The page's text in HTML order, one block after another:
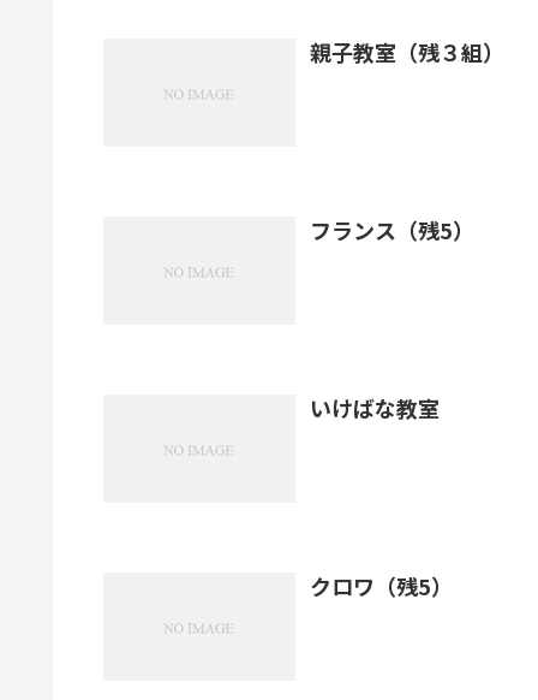
親子教室（残３組）
フランス（残5）
いけばな教室
クロワ（残5）